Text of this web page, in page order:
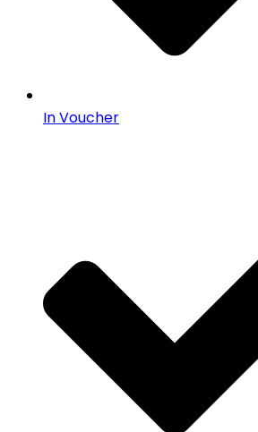
In Voucher